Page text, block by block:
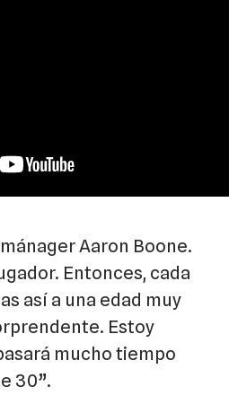
Aaron Boone.
Entonces, cada
así a una edad muy
Estoy
mucho tiempo
30”.